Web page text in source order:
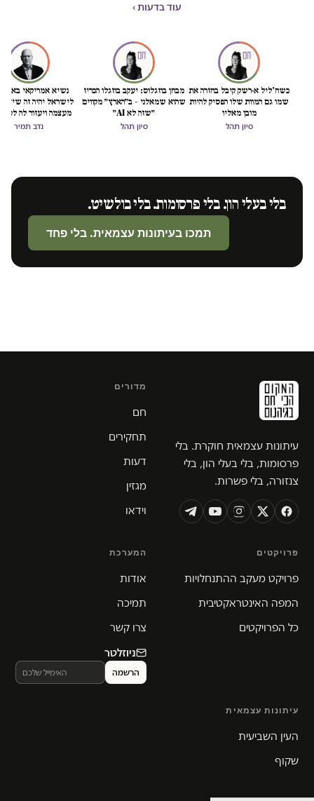
עוד בדעות ›
כשח'ליל א-רשק קיבל בחזרה את
שמו גם המוות שלו הפסיק להיות
מובן מאליו
סיון תהל
מבחן בוזגלוס: יעקב בוזגלו הכריז
שהוא שמאלני – ב״הארץ״ מקווים
״שזה לא AI״
סיון תהל
נשיא אמריקאי באמת
לישראל יהיה זה
מעצמה ויעזור לה
הכיבוש
נדב תמיר
בלי בעלי הון. בלי פרסומות. בלי בולשיט.
תמכו בעיתונות עצמאית. בלי פחד
עיתונות עצמאית חוקרת. בלי
פרסומות, בלי בעלי הון, בלי
צנזורה, בלי פשרות.
מדורים
חם
תחקירים
דעות
מגזין
וידאו
פרויקטים
פרויקט מעקב ההתנחלויות
המפה האינטראקטיבית
כל הפרויקטים
המערכת
אודות
תמיכה
צרו קשר
ניוזלטר
עיתונות עצמאית
העין השביעית
שקוף